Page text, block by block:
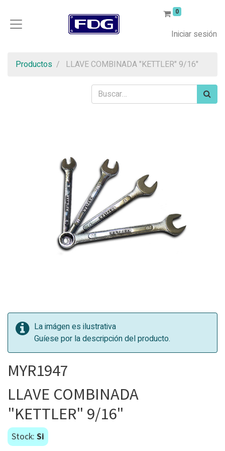
0
Iniciar sesión
Productos LLAVE COMBINADA "KETTLER" 9/16"
La imágen es ilustrativa
Guíese por la descripción del producto.
MYR1947
LLAVE COMBINADA
"KETTLER" 9/16"
Stock: Si